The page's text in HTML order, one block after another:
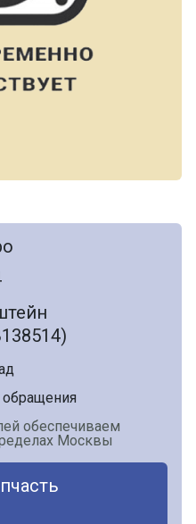
обращения
обеспечиваем
Москвы